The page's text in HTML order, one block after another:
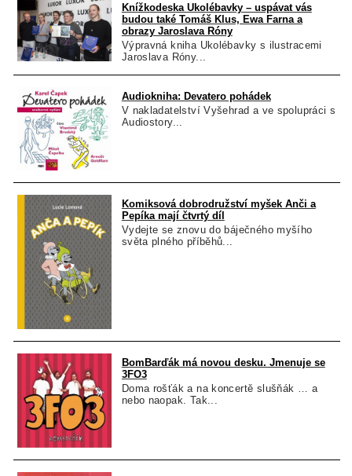
Knížkodeska Ukolébavky – uspávat vás
budou také Tomáš Klus, Ewa Farna a
obrazy Jaroslava Róny
Výpravná kniha Ukolébavky s ilustracemi
Jaroslava Róny...
Audiokniha: Devatero pohádek
V nakladatelství Vyšehrad a ve spolupráci s
Audiostory...
Komiksová dobrodružství myšek Anči a
Pepíka mají čtvrtý díl
Vydejte se znovu do báječného myšího
světa plného příběhů...
BomBarďák má novou desku. Jmenuje se
3FO3
Doma rošťák a na koncertě slušňák … a
nebo naopak. Tak...